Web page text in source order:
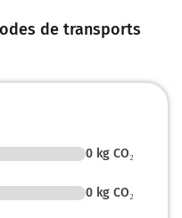
de transports
0 kg CO₂
0 kg CO₂